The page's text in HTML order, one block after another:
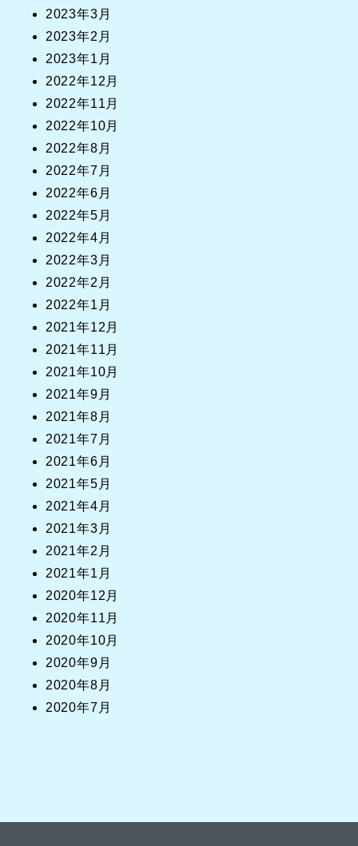
2023年3月
2023年2月
2023年1月
2022年12月
2022年11月
2022年10月
2022年8月
2022年7月
2022年6月
2022年5月
2022年4月
2022年3月
2022年2月
2022年1月
2021年12月
2021年11月
2021年10月
2021年9月
2021年8月
2021年7月
2021年6月
2021年5月
2021年4月
2021年3月
2021年2月
2021年1月
2020年12月
2020年11月
2020年10月
2020年9月
2020年8月
2020年7月